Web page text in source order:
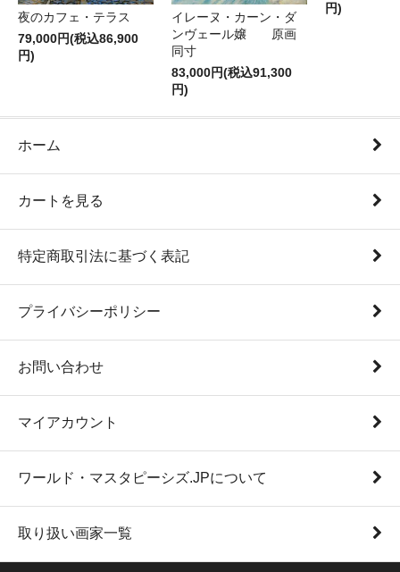
夜のカフェ・テラス
79,000円(税込86,900
円)
イレーヌ・カーン・ダ
ンヴェール嬢 原画
同寸
83,000円(税込91,300
円)
円)
ホーム
カートを見る
特定商取引法に基づく表記
プライバシーポリシー
お問い合わせ
マイアカウント
ワールド・マスタピーシズ.JPについて
取り扱い画家一覧